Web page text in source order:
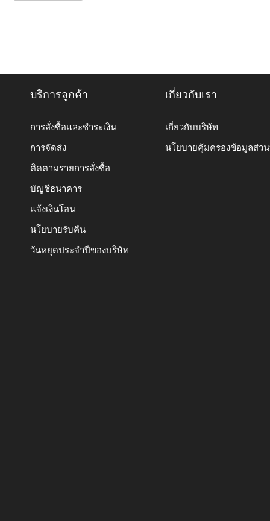
บริการลูกค้า
การสั่งซื้อและชำระเงิน
การจัดส่ง
ติดตามรายการสั่งซื้อ
บัญชีธนาคาร
แจ้งเงินโอน
นโยบายรับคืน
วันหยุดประจำปีของบริษัท
เกี่ยวกับเรา
เกี่ยวกับบริษัท
นโยบายคุ้มครองข้อมูลส่ว